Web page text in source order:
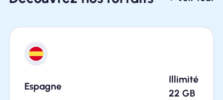
Espagne
Illimité
22 GB